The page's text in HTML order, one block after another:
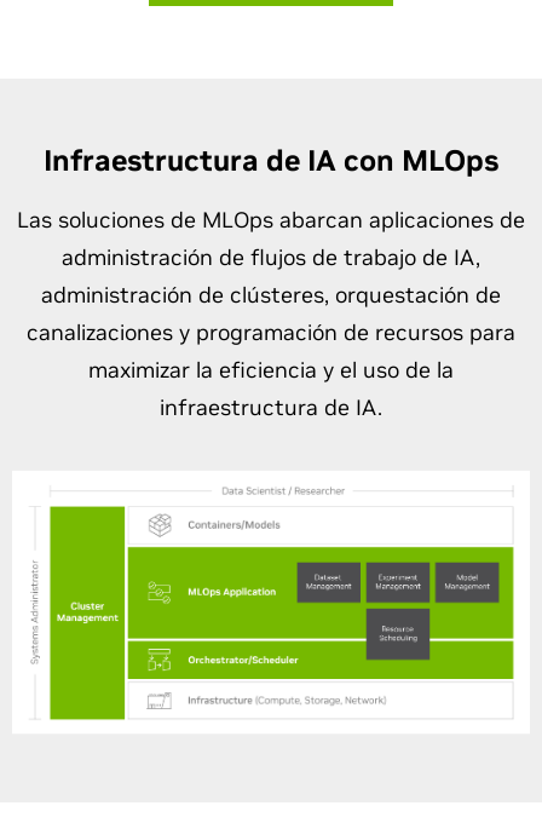
Infraestructura de IA con MLOps
Las soluciones de MLOps abarcan aplicaciones de
administración de flujos de trabajo de IA,
administración de clústeres, orquestación de
canalizaciones y programación de recursos para
maximizar la eficiencia y el uso de la
infraestructura de IA.